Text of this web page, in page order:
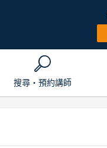
搜尋・預約講師